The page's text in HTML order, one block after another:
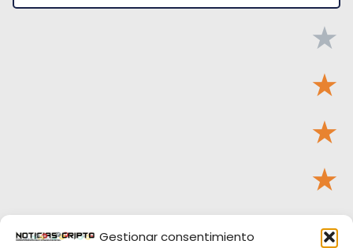
Gestionar consentimiento
★
★
★
★
★